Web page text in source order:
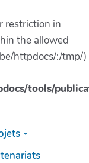
restriction in
the allowed
httpdocs/:/tmp/)
tools/